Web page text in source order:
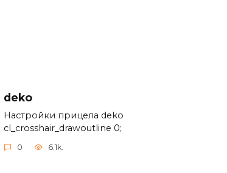
deko
Настройки прицела deko
cl_crosshair_drawoutline 0;
0 6.1k.